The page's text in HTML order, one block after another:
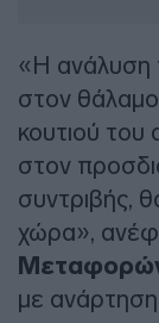
«Η ανάλυση
στον
κουτιού
στον
συντριβής,
χώρα»,
με